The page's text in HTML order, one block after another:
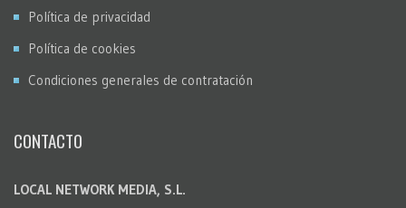
Política de privacidad
Política de cookies
Condiciones generales de contratación
CONTACTO
LOCAL NETWORK MEDIA, S.L.